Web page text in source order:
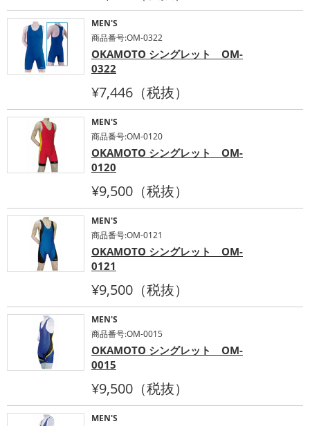
MEN'S
商品番号:OM-0322
OKAMOTO シングレット OM-
0322
¥7,446（税抜）
MEN'S
商品番号:OM-0120
OKAMOTO シングレット OM-
0120
¥9,500（税抜）
MEN'S
商品番号:OM-0121
OKAMOTO シングレット OM-
0121
¥9,500（税抜）
MEN'S
商品番号:OM-0015
OKAMOTO シングレット OM-
0015
¥9,500（税抜）
MEN'S